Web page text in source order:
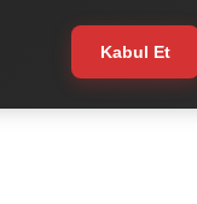
Kabul Et